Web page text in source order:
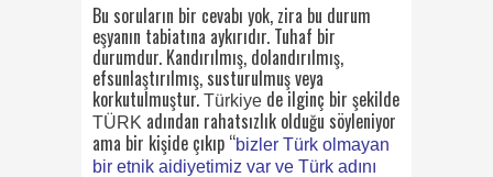
Bu soruların bir cevabı yok, zira bu durum
eşyanın tabiatına aykırıdır. Tuhaf bir
durumdur. Kandırılmış, dolandırılmış,
efsunlaştırılmış, susturulmuş veya
korkutulmuştur. Türkiye de ilginç bir şekilde
TÜRK adından rahatsızlık olduğu söyleniyor
ama bir kişide çıkıp “bizler Türk olmayan
bir etnik aidiyetimiz var ve Türk adını